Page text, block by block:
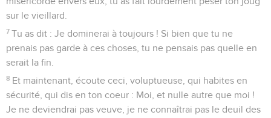
sur le vieillard.
7 Tu as dit : Je dominerai à toujours ! Si bien que tu ne
prenais pas garde à ces choses, tu ne pensais pas quelle en
serait la fin.
8 Et maintenant, écoute ceci, voluptueuse, qui habites en
sécurité, qui dis en ton coeur : Moi, et nulle autre que moi !
Je ne deviendrai pas veuve, je ne connaîtrai pas le deuil des